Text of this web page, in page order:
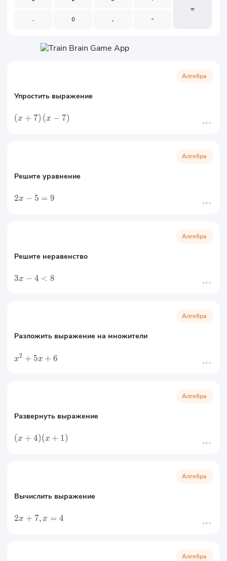
Алгебра
Упростить выражение
(x + 7) (x − 7)
Алгебра
Решите уравнение
2x − 5 = 9
Алгебра
Решите неравенство
3x − 4 < 8
Алгебра
Разложить выражение на множители
x2 + 5x + 6
Алгебра
Развернуть выражение
(x + 4)(x + 1)
Алгебра
Вычислить выражение
2x + 7, x = 4
Алгебра